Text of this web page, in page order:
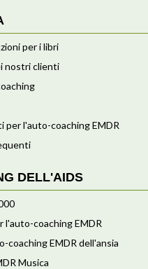
per i libri
nostri clienti
per l'auto-coaching EMDR
DELL'AIDS
l'auto-coaching EMDR
coaching EMDR dell'ansia
Musica